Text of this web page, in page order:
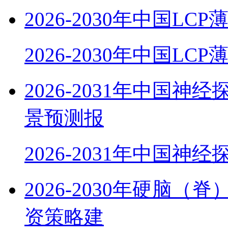
2026-2030年中国LCP
2026-2030年中国LCP
2026-2031年中国神经
景预测报
2026-2031年中国神经
2026-2030年硬脑（脊
资策略建